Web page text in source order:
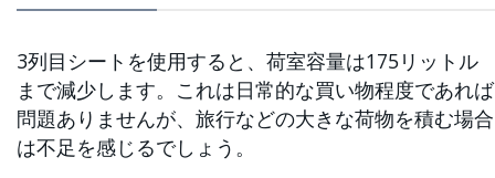
3列目シートを使用すると、荷室容量は175リットル
まで減少します。これは日常的な買い物程度であれば
問題ありませんが、旅行などの大きな荷物を積む場合
は不足を感じるでしょう。